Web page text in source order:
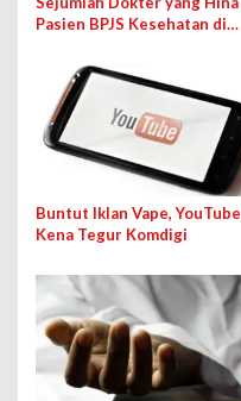
Pasien BPJS Kesehatan di
Buntut Iklan Vape, YouTube
Kena Tegur Komdigi